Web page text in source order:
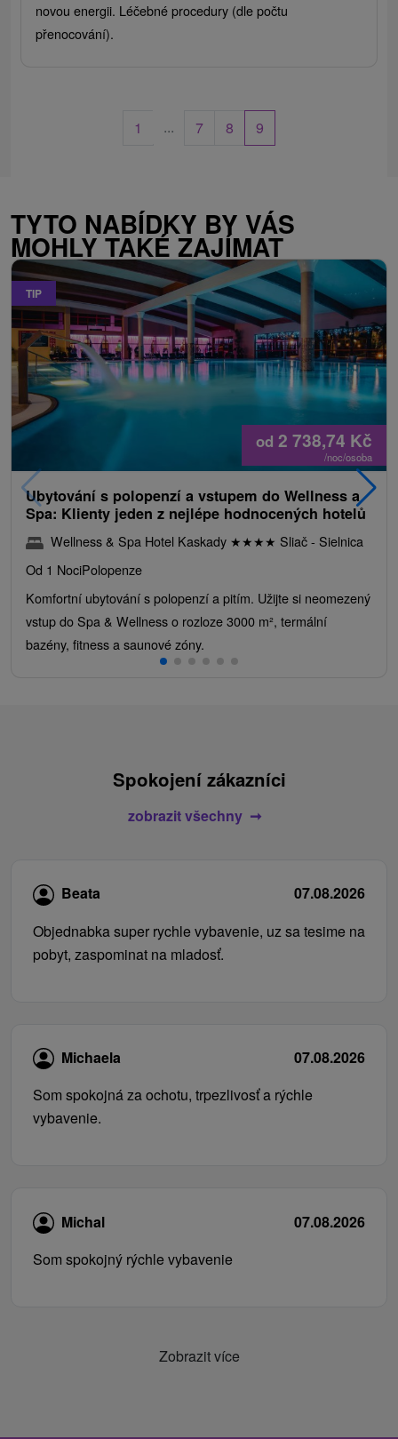
novou energii. Léčebné procedury (dle počtu
přenocování).
1 ... 7 8 9
TYTO NABÍDKY BY VÁS
MOHLY TAKÉ ZAJÍMAT
TIP
od 2 738,74 Kč
/noc/osoba
Ubytování s polopenzí a vstupem do Wellness a
Spa: Klienty jeden z nejlépe hodnocených hotelů
Wellness & Spa Hotel Kaskady ★★★★ Sliač - Sielnica
Od 1 NociPolopenze
Komfortní ubytování s polopenzí a pitím. Užijte si neomezený
vstup do Spa & Wellness o rozloze 3000 m², termální
bazény, fitness a saunové zóny.
Spokojení zákazníci
zobrazit všechny
Beata
07.08.2026
Objednabka super rychle vybavenie, uz sa tesime na
pobyt, zaspominat na mladosť.
Michaela
07.08.2026
Som spokojná za ochotu, trpezlivosť a rýchle
vybavenie.
Michal
07.08.2026
Som spokojný rýchle vybavenie
Zobrazit více